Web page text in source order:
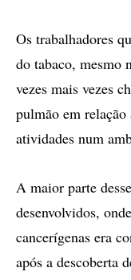
Os trabalhadores
do tabaco, mesmo
vezes mais vezes
pulmão em relação
atividades num
A maior parte
desenvolvidos,
cancerígenas era
após a descoberta